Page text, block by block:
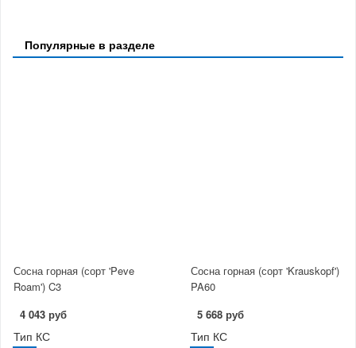
Популярные в разделе
Сосна горная (сорт 'Peve
Roam') C3
4 043 руб
Тип КС
Сосна горная (сорт 'Krauskopf')
PA60
5 668 руб
Тип КС